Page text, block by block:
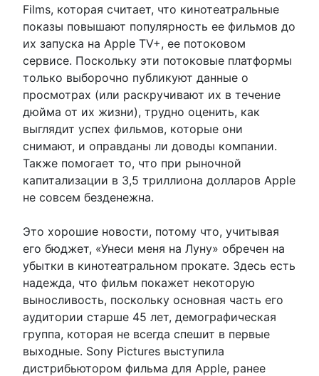
Films, которая считает, что кинотеатральные
показы повышают популярность ее фильмов до
их запуска на Apple TV+, ее потоковом
сервисе. Поскольку эти потоковые платформы
только выборочно публикуют данные о
просмотрах (или раскручивают их в течение
дюйма от их жизни), трудно оценить, как
выглядит успех фильмов, которые они
снимают, и оправданы ли доводы компании.
Также помогает то, что при рыночной
капитализации в 3,5 триллиона долларов Apple
не совсем безденежна.
Это хорошие новости, потому что, учитывая
его бюджет, «Унеси меня на Луну» обречен на
убытки в кинотеатральном прокате. Здесь есть
надежда, что фильм покажет некоторую
выносливость, поскольку основная часть его
аудитории старше 45 лет, демографическая
группа, которая не всегда спешит в первые
выходные. Sony Pictures выступила
дистрибьютором фильма для Apple, ранее